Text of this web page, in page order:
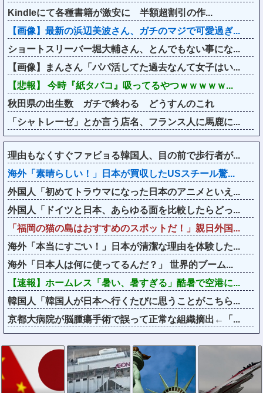
Kindleにて各種書籍が激安に 半額超割引の作...
【画像】最新の浜辺美波さん、ガチのマジで可愛過ぎ...
ショートスリーバー堀大輔さん、とんでもない事にな...
【画像】まんさん「パパ活してた過去なんて女子はい...
【悲報】 今時『紙タバコ』吸ってるやつｗｗｗｗｗ...
秋田県の出生数 ガチで終わる どうすんのこれ
「シャトレーゼ」とか言う店名、フランス人に馬鹿に...
理由もなくすぐファビョる韓国人、目の前で歩行者が...
海外「素晴らしい！」日本が買収したUSスチール驚...
外国人「初めてトラウマになった日本のアニメといえ...
外国人「ドイツと日本、あらゆる面を比較したらどっ...
「福岡の猫の島はおすすめのスポットだ！」親日外国...
海外「本当にすごい！」日本が清潔な理由を体験した...
海外「日本人は何に使ってるんだ？」 世界的ブーム...
【速報】ホームレス「暑い、暑すぎる」酷暑で空港に...
韓国人「韓国人が日本へ行くたびに思うことがこちら...
京都大病院が脳腫瘍手術で誤って正常な組織摘出←「...